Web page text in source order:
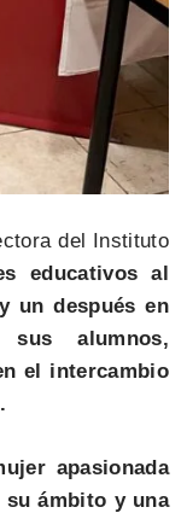
del Instituto
educativos al
un después en
alumnos,
el intercambio
apasionada
su ámbito y una